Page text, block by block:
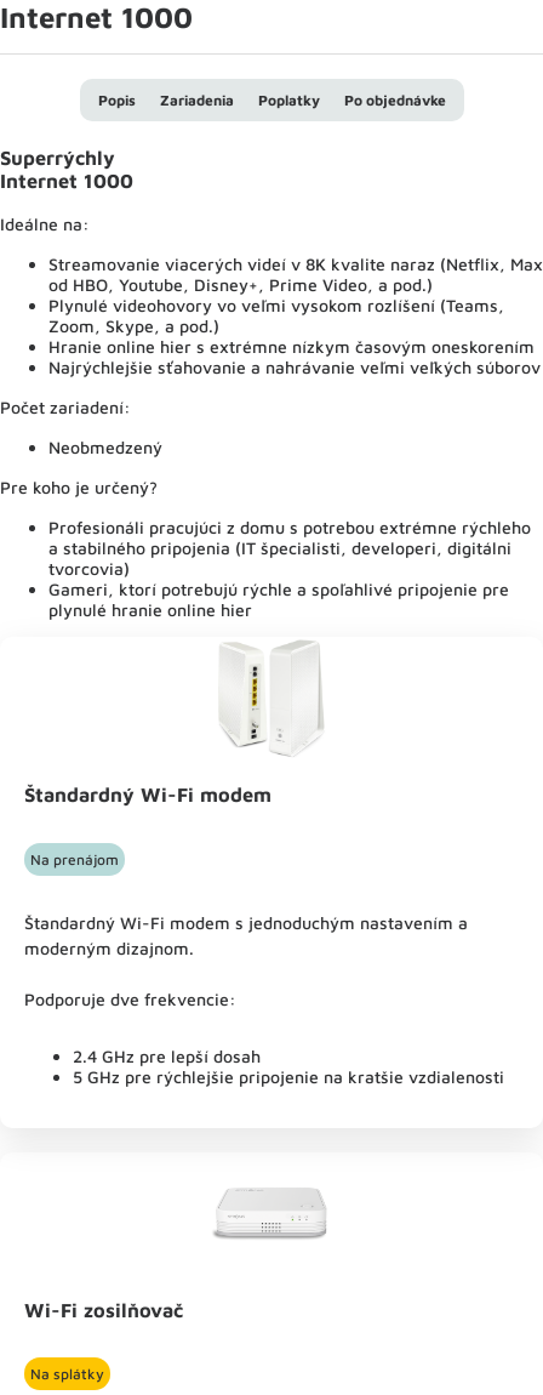
Internet 1000
Popis Zariadenia Poplatky Po objednávke
Superrýchly
Internet 1000
Ideálne na:
Streamovanie viacerých videí v 8K kvalite naraz (Netflix, Max
od HBO, Youtube, Disney+, Prime Video, a pod.)
Plynulé videohovory vo veľmi vysokom rozlíšení (Teams,
Zoom, Skype, a pod.)
Hranie online hier s extrémne nízkym časovým oneskorením
Najrýchlejšie sťahovanie a nahrávanie veľmi veľkých súborov
Počet zariadení:
Neobmedzený
Pre koho je určený?
Profesionáli pracujúci z domu s potrebou extrémne rýchleho
a stabilného pripojenia (IT špecialisti, developeri, digitálni
tvorcovia)
Gameri, ktorí potrebujú rýchle a spoľahlivé pripojenie pre
plynulé hranie online hier
Štandardný Wi-Fi modem
Na prenájom
Štandardný Wi-Fi modem s jednoduchým nastavením a
moderným dizajnom.
Podporuje dve frekvencie:
2.4 GHz pre lepší dosah
5 GHz pre rýchlejšie pripojenie na kratšie vzdialenosti
Wi-Fi zosilňovač
Na splátky